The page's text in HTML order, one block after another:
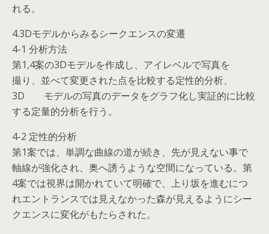
れる。
4.3Dモデルからみるシークエンスの変遷
4-1 分析方法
第1,4案の3Dモデルを作成し、アイレベルで写真を
撮り、並べて変更された点を比較する定性的分析、
3D モデルの写真のデータをグラフ化し実証的に比較
する定量的分析を行う。
4-2 定性的分析
第1案では、単調な曲線の道が続き、先が見えない事で
軸線が強化され、奥へ誘うような空間になっている。第
4案では視界は開かれていて明確で、上り坂を進むにつ
れエントランスでは見えなかった森が見えるようにシー
クエンスに変化がもたらされた。